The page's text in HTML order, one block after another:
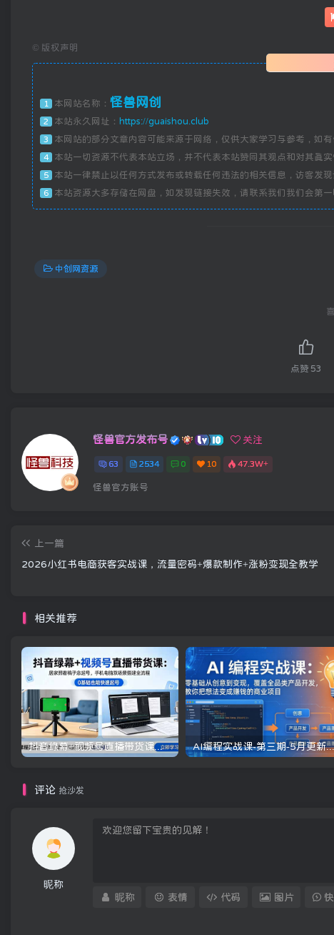
© 版权声明
1 本网站名称： 怪兽网创
2 本站永久网址： https://guaishou.club
3 本网站的部分文章内容可能来源于网络，仅供大家学习与参考，如
4 本站一切资源不代表本站立场，并不代表本站赞同其观点和对其真实
5 本站一律禁止以任何方式发布或转载任何违法的相关信息，访客发
6 本站资源大多存储在网盘，如发现链接失效，请联系我们我们会第一
中创网资源
点赞 53
怪兽官方发布号 关注
63 2534 0 10 47.3W+
怪兽官方账号
上一篇
2026小红书电商获客实战课，流量密码+爆款制作+涨粉变现全教学
相关推荐
抖音绿幕+视频号直播带货课：居家照着稿子念起号，手机电脑双场景搭建全流程 AI编程实战课-第三期-5月更新：零基础从创意到变现，覆盖全品类产品开发，把想法变成赚钱项目
评论 抢沙发
昵称
昵称
表情 代码 图片